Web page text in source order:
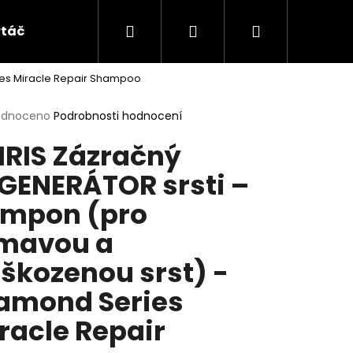
a hřebeny Doplňky HYDRA
Hledat PřihlášeníNákupní
Miracle Repair Shampoo
Podrobnosti hodnocení
Zázračný
srsti –
(pro
a
srst) -
Series
Repair
ŠAMPON -